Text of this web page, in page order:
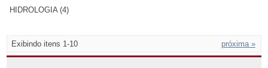
HIDROLOGIA (4)
Exibindo itens 1-10 próxima »